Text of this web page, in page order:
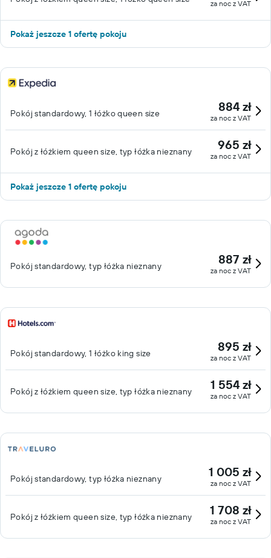
za noc z VAT
Pokaż jeszcze 1 ofertę pokoju
Pokój standardowy, 1 łóżko queen size 884 zł
za noc z VAT
Pokój z łóżkiem queen size, typ łóżka nieznany 965 zł
za noc z VAT
Pokaż jeszcze 1 ofertę pokoju
Pokój standardowy, typ łóżka nieznany 887 zł
za noc z VAT
Pokój standardowy, 1 łóżko king size 895 zł
za noc z VAT
Pokój z łóżkiem queen size, typ łóżka nieznany 1 554 zł
za noc z VAT
Pokój standardowy, typ łóżka nieznany 1 005 zł
za noc z VAT
Pokój z łóżkiem queen size, typ łóżka nieznany 1 708 zł
za noc z VAT